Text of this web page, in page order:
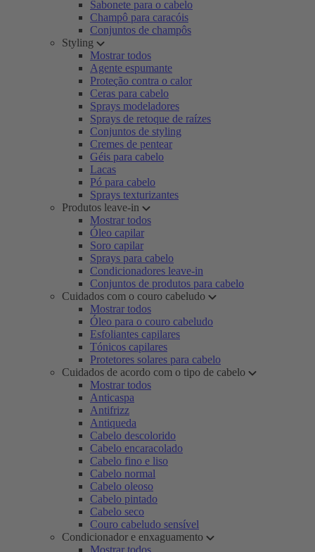
Sabonete para o cabelo
Champô para caracóis
Conjuntos de champôs
Styling
Mostrar todos
Agente espumante
Proteção contra o calor
Ceras para cabelo
Sprays modeladores
Sprays de retoque de raízes
Conjuntos de styling
Cremes de pentear
Géis para cabelo
Lacas
Pó para cabelo
Sprays texturizantes
Produtos leave-in
Mostrar todos
Óleo capilar
Soro capilar
Sprays para cabelo
Condicionadores leave-in
Conjuntos de produtos para cabelo
Cuidados com o couro cabeludo
Mostrar todos
Óleo para o couro cabeludo
Esfoliantes capilares
Tónicos capilares
Protetores solares para cabelo
Cuidados de acordo com o tipo de cabelo
Mostrar todos
Anticaspa
Antifrizz
Antiqueda
Cabelo descolorido
Cabelo encaracolado
Cabelo fino e liso
Cabelo normal
Cabelo oleoso
Cabelo pintado
Cabelo seco
Couro cabeludo sensível
Condicionador e enxaguamento
Mostrar todos